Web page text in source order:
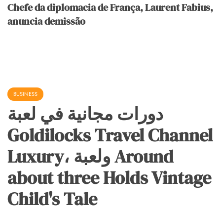
Chefe da diplomacia de França, Laurent Fabius,
anuncia demissão
BUSINESS
دورات مجانية في لعبة
Goldilocks Travel Channel
Luxury، ولعبة Around
about three Holds Vintage
Child's Tale